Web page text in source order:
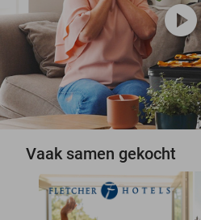
play_circle
Vaak samen gekocht